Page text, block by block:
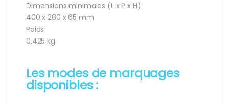
Dimensions minimales (L x P x H)
400 x 280 x 65 mm
Poids
0,425 kg
Les modes de marquages
disponibles :